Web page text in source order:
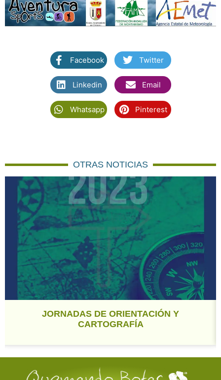
Facebook Twitter
Linkedin Email
Whatsapp Pinterest
OTRAS NOTICIAS
JORNADAS DE ORIENTACIÓN Y
CARTOGRAFÍA